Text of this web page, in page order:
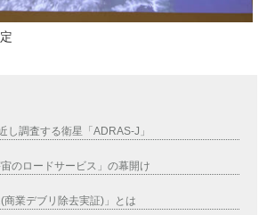
し調査する衛星「ADRAS-J」
のロードサービス」の幕開け
業デブリ除去実証)」とは